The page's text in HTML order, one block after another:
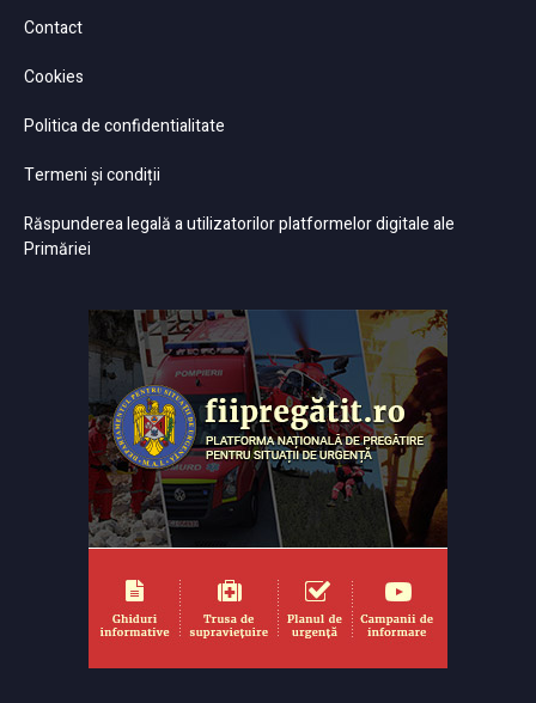
Contact
Cookies
Politica de confidentialitate
Termeni și condiții
Răspunderea legală a utilizatorilor platformelor digitale ale
Primăriei